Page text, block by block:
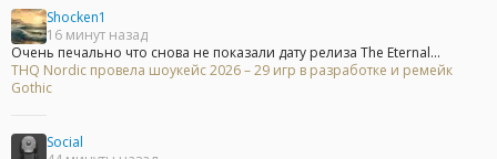
Shocken1
16 минут назад
Очень печально что снова не показали дату релиза The Eternal...
THQ Nordic провела шоукейс 2026 – 29 игр в разработке и ремейк
Gothic
Social